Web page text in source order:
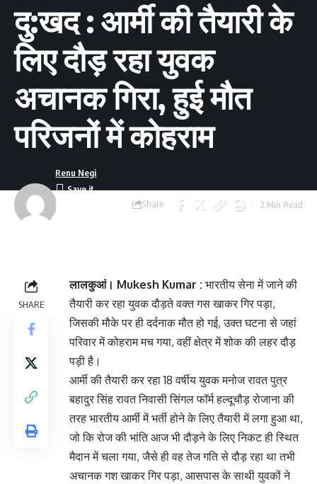
दु:खद : आर्मी की तैयारी के
लिए दौड़ रहा युवक
अचानक गिरा, हुई मौत
परिजनों में कोहराम
Last updated:
Renu Negi
Share 2 Min Read
SHARE
लालकुआं। Mukesh Kumar : भारतीय सेना में जाने की
तैयारी कर रहा युवक दौड़ते वक्त गस खाकर गिर पड़ा,
जिसकी मौके पर ही दर्दनाक मौत हो गई, उक्त घटना से जहां
परिवार में कोहराम मच गया, वहीं क्षेत्र में शोक की लहर दौड़
पड़ी है।
आर्मी की तैयारी कर रहा 18 वर्षीय युवक मनोज रावत पुत्र
बहादुर सिंह रावत निवासी सिंगल फॉर्म हल्दूचौड़ रोजाना की
तरह भारतीय आर्मी में भर्ती होने के लिए तैयारी में लगा हुआ था,
जो कि रोज की भांति आज भी दौड़ने के लिए निकट ही स्थित
मैदान में चला गया, जैसे ही वह तेज गति से दौड़ रहा था तभी
अचानक गश खाकर गिर पड़ा, आसपास के साथी युवकों ने